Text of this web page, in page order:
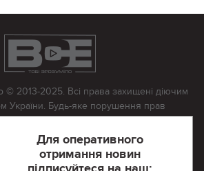
Для оперативного
отримання новин
© 2013-2025. Всі права захищені діючим
України. Будь-яке порушення прав
порядку. Будь-яке відтворення
тільки з письмово дозволу редакції.
усіх матеріалів, розміщених
які містять посилання на інші